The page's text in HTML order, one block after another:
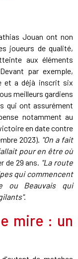
Jouan ont non
joueurs de qualité,
aux éléments
par exemple,
et a déjà inscrit six
meilleurs gardiens
qui ont assurément
notamment au
en date contre
2023). "On a fait
pour en être où
de 29 ans. "La route
qui commencent
ou Beauvais qui
.
mire : un